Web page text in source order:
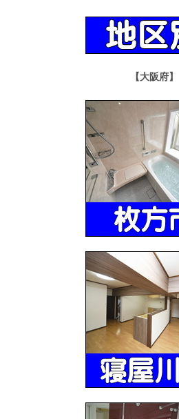
【大阪府】